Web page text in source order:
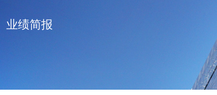
业绩简报